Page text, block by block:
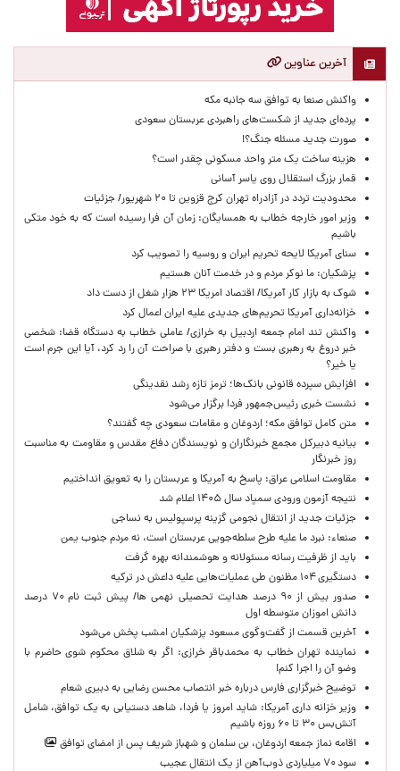
آخرین عناوین
واکنش صنعا به توافق سه جانبه مکه
پرده‌ای جدید از شکست‌های راهبردی عربستان سعودی
صورت جدید مسئله جنگ؟!
هزینه ساخت یک متر واحد مسکونی چقدر است؟
قمار بزرگ استقلال روی یاسر آسانی
محدودیت تردد در آزادراه تهران کرج قزوین تا ۲۰ شهریور/ جزئیات
وزیر امور خارجه خطاب به همسایگان: زمان آن فرا رسیده است که به خود متکی
باشیم
سنای آمریکا لایحه تحریم ایران و روسیه را تصویب کرد
پزشکیان: ما نوکر مردم و در خدمت آنان هستیم
شوک به بازار کار آمریکا/ اقتصاد امریکا ۲۳ هزار شغل از دست داد
خزانه‌داری آمریکا تحریم‌های جدیدی علیه ایران اعمال کرد
واکنش تند امام جمعه اردبیل به خرازی/ عاملی خطاب به دستگاه قضا: شخصی
خبر دروغ به رهبری بست و دفتر رهبری با صراحت آن را رد کرد، آیا این جرم است
یا خیر؟
افزایش سپرده قانونی بانک‌ها؛ ترمز تازه رشد نقدینگی
نشست خبری رئیس‌جمهور فردا برگزار می‌شود
متن کامل توافق مکه؛ اردوغان و مقامات سعودی چه گفتند؟
بیانیه دبیرکل مجمع خبرنگاران و نویسندگان دفاع مقدس و مقاومت به مناسبت
روز خبرنگار
مقاومت اسلامی عراق: پاسخ به آمریکا و عربستان را به تعویق انداختیم
نتیجه آزمون ورودی سمپاد سال ۱۴۰۵ اعلام شد
جزئیات جدید از انتقال نجومی گزینه پرسپولیس به نساجی
صنعاء: نبرد ما علیه طرح سلطه‌جویی عربستان است، نه مردم جنوب یمن
باید از ظرفیت رسانه مسئولانه و هوشمندانه بهره گرفت
دستگیری ۱۰۴ مظنون طی عملیات‌هایی علیه داعش در ترکیه
صدور بیش از ۹۰ درصد هدایت تحصیلی نهمی ها/ پیش ثبت نام ۷۰ درصد
دانش اموزان متوسطه اول
آخرین قسمت از گفت‌وگوی مسعود پزشکیان امشب پخش می‌شود
نماینده تهران خطاب به محمدباقر خرازی: اگر به شلاق محکوم شوی حاضرم با
وضو آن را اجرا کنم!
توضیح خبرگزاری فارس درباره خبر انتصاب محسن رضایی به دبیری شعام
وزیر خزانه داری آمریکا: شاید امروز یا فردا، شاهد دستیابی به یک توافق، شامل
آتش‌بس ۳۰ تا ۶۰ روزه باشیم
اقامه نماز جمعه اردوغان، بن ‌سلمان و شهباز شریف پس از امضای توافق
سود ۷۰ میلیاردی ذوب‌آهن از یک انتقال عجیب